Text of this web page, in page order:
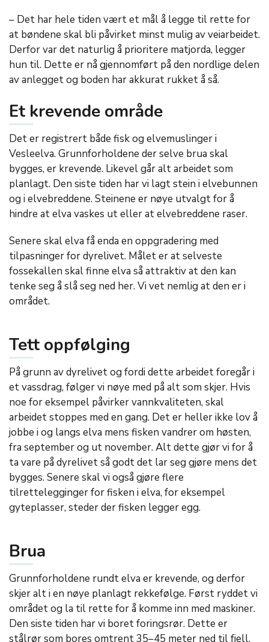
– Det har hele tiden vært et mål å legge til rette for
at bøndene skal bli påvirket minst mulig av veiarbeidet.
Derfor var det naturlig å prioritere matjorda, legger
hun til. Dette er nå gjennomført på den nordlige delen
av anlegget og boden har akkurat rukket å så.
Et krevende område
Det er registrert både fisk og elvemuslinger i
Vesleelva. Grunnforholdene der selve brua skal
bygges, er krevende. Likevel går alt arbeidet som
planlagt. Den siste tiden har vi lagt stein i elvebunnen
og i elvebreddene. Steinene er nøye utvalgt for å
hindre at elva vaskes ut eller at elvebreddene raser.
Senere skal elva få enda en oppgradering med
tilpasninger for dyrelivet. Målet er at selveste
fossekallen skal finne elva så attraktiv at den kan
tenke seg å slå seg ned her. Vi vet nemlig at den er i
området.
Tett oppfølging
På grunn av dyrelivet og fordi dette arbeidet foregår i
et vassdrag, følger vi nøye med på alt som skjer. Hvis
noe for eksempel påvirker vannkvaliteten, skal
arbeidet stoppes med en gang. Det er heller ikke lov å
jobbe i og langs elva mens fisken vandrer om høsten,
fra september og ut november. Alt dette gjør vi for å
ta vare på dyrelivet så godt det lar seg gjøre mens det
bygges. Senere skal vi også gjøre flere
tilrettelegginger for fisken i elva, for eksempel
gyteplasser, steder der fisken legger egg.
Brua
Grunnforholdene rundt elva er krevende, og derfor
skjer alt i en nøye planlagt rekkefølge. Først ryddet vi
området og la til rette for å komme inn med maskiner.
Den siste tiden har vi boret foringsrør. Dette er
stålrør som bores omtrent 35–45 meter ned til fjell.